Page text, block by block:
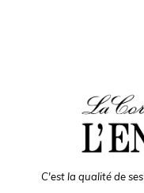
C'est la qualité de